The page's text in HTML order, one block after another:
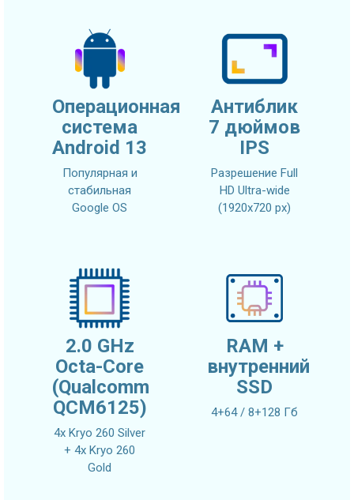
Операционная
система
Android 13
Популярная и
стабильная
Google OS
Антиблик
7 дюймов
IPS
Разрешение Full
HD Ultra-wide
(1920x720 px)
2.0 GHz
Octa-Core
(Qualcomm
QCM6125)
4x Kryo 260 Silver
+ 4x Kryo 260
Gold
RAM +
внутренний
SSD
4+64 / 8+128 Гб